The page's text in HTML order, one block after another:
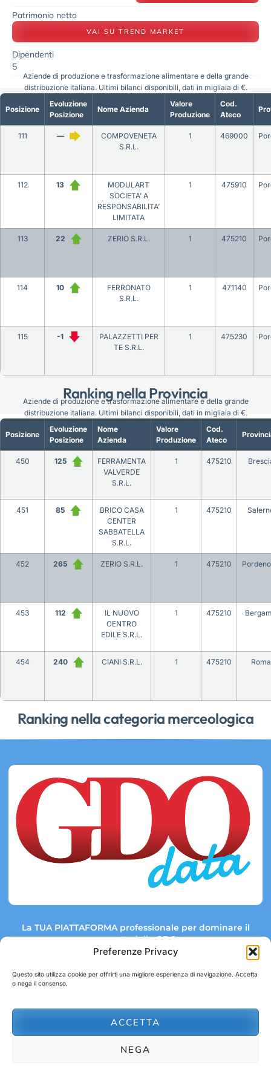
Preferenze Privacy
Questo sito utilizza cookie per offrirti una migliore esperienza di navigazione. Accetta
o nega il consenso.
ACCETTA
NEGA
Patrimonio netto
VAI SU TREND MARKET
Dipendenti
5
Ranking nella Provincia
Posizione
Evoluzione
Posizione
Nome Azienda
Valore
Produzione
Cod.
Ateco
111 —
COMPOVENETA
S.R.L.
1 469000
112 13
MODULART
SOCIETA’ A
RESPONSABILITA’
LIMITATA
1 475910
113 22 ZERIO S.R.L. 1 475210
114 10
FERRONATO
S.R.L.
1 471140
115 -1
PALAZZETTI PER
TE S.R.L.
1 475230
Aziende di produzione e trasformazione alimentare e della grande
distribuzione italiana. Ultimi bilanci disponibili, dati in migliaia di €.
Ranking nella categoria merceologica
Posizione
Evoluzione
Posizione
Nome
Azienda
Valore
Produzione
Cod.
Ateco
450 125
FERRAMENTA
VALVERDE
S.R.L.
1 475210
451 85
BRICO CASA
CENTER
SABBATELLA
S.R.L.
1 475210
452 265 ZERIO S.R.L. 1 475210
453 112
IL NUOVO
CENTRO
EDILE S.R.L.
1 475210
454 240 CIANI S.R.L. 1 475210 Roma
Aziende di produzione e trasformazione alimentare e della grande
distribuzione italiana. Ultimi bilanci disponibili, dati in migliaia di €.
La TUA PIATTAFORMA professionale per dominare il
mercato della GDO.
Link rapidi:
abbonamenti@gdodata.it